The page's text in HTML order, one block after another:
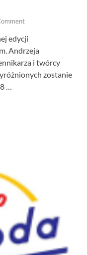
edycji
Andrzeja
i twórcy
zostanie
…